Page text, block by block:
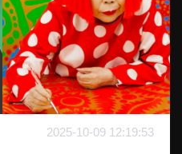
2025-10-09 12:19:53